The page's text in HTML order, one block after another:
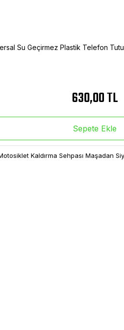
Su Geçirmez Plastik Telefon
630,00 TL
Sepete Ekle